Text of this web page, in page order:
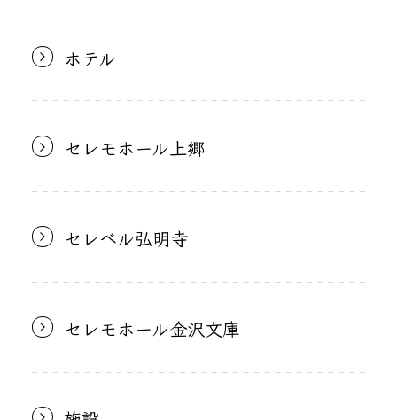
ホテル
セレモホール上郷
セレベル弘明寺
セレモホール金沢文庫